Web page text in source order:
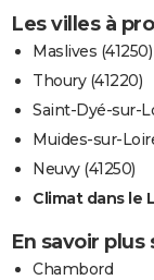
Les villes à
Maslives (41250)
Thoury (41220)
Saint-Dyé-sur-
Muides-sur-
Neuvy (41250)
Climat dans le
En savoir plus
Chambord